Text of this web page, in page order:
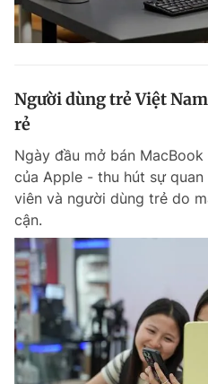
Người dùng trẻ Việt
rẻ
Ngày đầu mở bán
của Apple - thu hút sự
viên và người dùng trẻ do
cận.